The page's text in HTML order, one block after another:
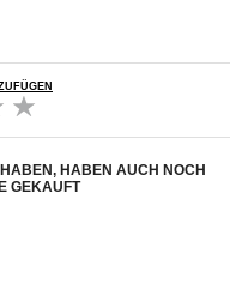
HABEN AUCH NOCH
GEKAUFT